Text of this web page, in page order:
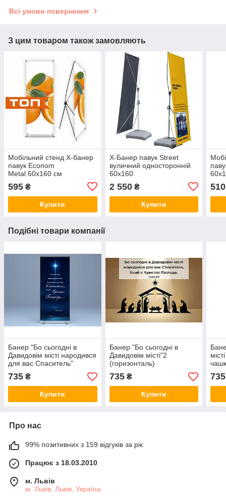
Всі умови повернення
З цим товаром також замовляють
Мобільний стенд X-банер
павук Econom
Metal 60x160 см
595 ₴
Купити
X-Банер павук Street
вуличний односторонній
60х160
2 550₴
Купити
510
Подібні товари компанії
Банер "Бо сьогодні в
Давидовім місті народився
для вас Спаситель"
735 ₴
Купити
Банер "Бо сьогодні в
Давидовім місті"2
(горизонталь)
735₴
Купити
735
Про нас
99% позитивних з 159 відгуків за рік
Працює з 18.03.2010
м. Львів
м. Львів, Львів, Україна